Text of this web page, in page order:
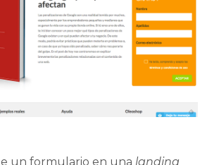
un formulario en una landing